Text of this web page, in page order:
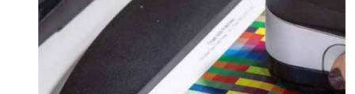
配色软件
印刷看样台
条码扫描仪维修